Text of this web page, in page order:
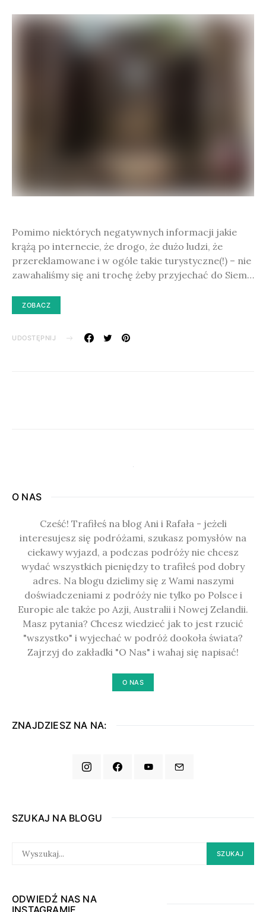
Pomimo niektórych negatywnych informacji jakie
krążą po internecie, że drogo, że dużo ludzi, że
przereklamowane i w ogóle takie turystyczne(!) – nie
zawahaliśmy się ani trochę żeby przyjechać do Siem…
ZOBACZ
UDOSTĘPNIJ
O NAS
Cześć! Trafiłeś na blog Ani i Rafała - jeżeli
interesujesz się podróżami, szukasz pomysłów na
ciekawy wyjazd, a podczas podróży nie chcesz
wydać wszystkich pieniędzy to trafiłeś pod dobry
adres. Na blogu dzielimy się z Wami naszymi
doświadczeniami z podróży nie tylko po Polsce i
Europie ale także po Azji, Australii i Nowej Zelandii.
Masz pytania? Chcesz wiedzieć jak to jest rzucić
"wszystko" i wyjechać w podróż dookoła świata?
Zajrzyj do zakładki "O Nas" i wahaj się napisać!
O NAS
ZNAJDZIESZ NA NA:
SZUKAJ NA BLOGU
FOR:
SZUKAJ
ODWIEDŹ NAS NA
INSTAGRAMIE